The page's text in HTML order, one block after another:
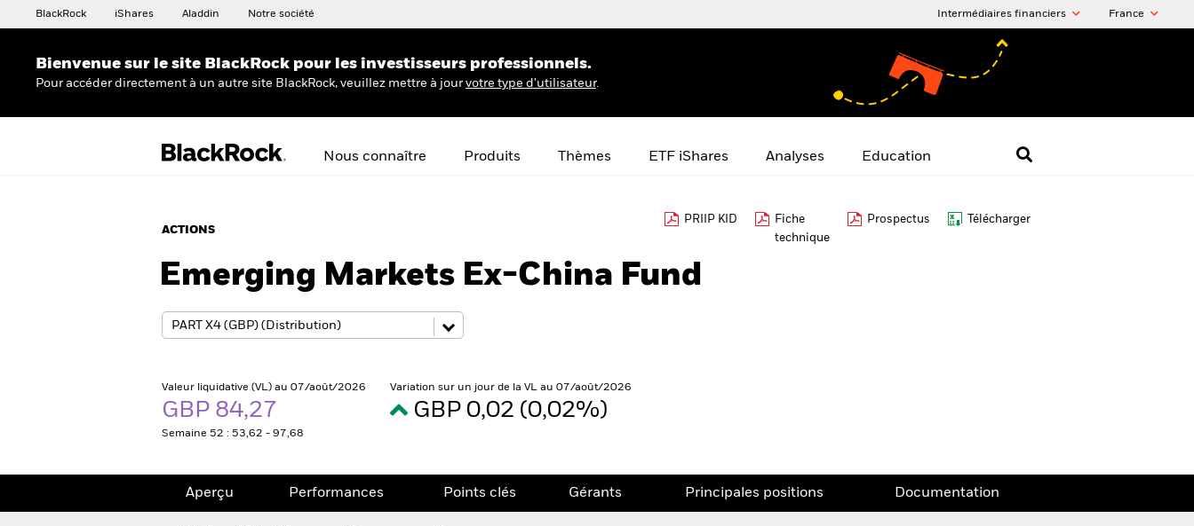
BlackRock iShares Aladdin Notre société Intermédiaires financiers France
Bienvenue sur le site BlackRock pour les investisseurs professionnels.
Pour accéder directement à un autre site BlackRock, veuillez mettre à jour votre type d'utilisateur.
Nous connaître Produits Thèmes ETF iShares Analyses Education
ACTIONS
PRIIP KID
Fiche
technique
Prospectus Télécharger
Emerging Markets Ex-China Fund
Valeur liquidative (VL) au 07/août/2026
GBP 84,27
Semaine 52 : 53,62 - 97,68
Variation sur un jour de la VL au 07/août/2026
GBP 0,02 (0,02%)
Aperçu Performances Points clés Gérants Principales positions Documentation